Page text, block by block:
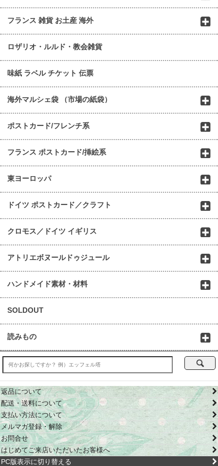
フランス 雑貨 お土産 海外
ロザリオ・ルルド・教会雑貨
味紙 ラベル チケット 伝票
海外マルシェ袋 （市場の紙袋）
ポストカード/フレンチ系
フランス ポストカード/挿絵系
東ヨーロッパ
ドイツ ポストカード／クラフト
クロモス／ドイツ イギリス
アトリエボヌールドゥジュール
ハンドメイド素材・材料
SOLDOUT
読みもの
返品について
配送・送料について
支払い方法について
メルマガ登録・解除
お問合せ
はじめてご来店いただいたお客様へ
PC版表示に切り替える